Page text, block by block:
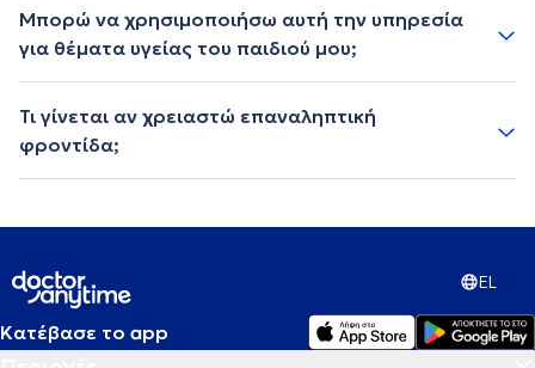
Μπορώ να χρησιμοποιήσω αυτή την υπηρεσία
για θέματα υγείας του παιδιού μου;
Τι γίνεται αν χρειαστώ επαναληπτική
φροντίδα;
EL
Κατέβασε το app